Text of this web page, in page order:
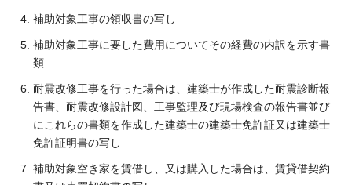
補助対象工事の領収書の写し
補助対象工事に要した費用についてその経費の内訳を示す書
類
耐震改修工事を行った場合は、建築士が作成した耐震診断報
告書、耐震改修設計図、工事監理及び現場検査の報告書並び
にこれらの書類を作成した建築士の建築士免許証又は建築士
免許証明書の写し
補助対象空き家を賃借し、又は購入した場合は、賃貸借契約